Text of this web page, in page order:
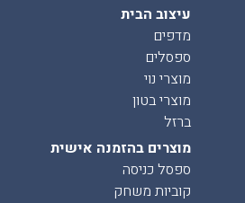
עיצוב הבית
מדפים
ספסלים
מוצרי נוי
מוצרי בטון
ברזל
מוצרים בהזמנה אישית
ספסל כניסה
קוביות משחק